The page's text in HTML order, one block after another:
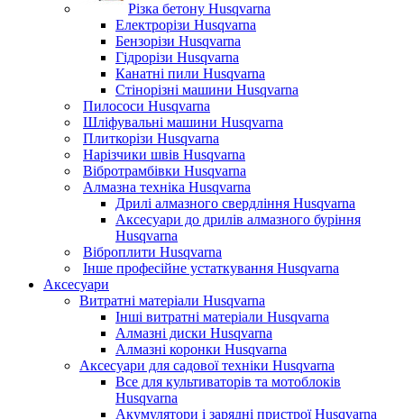
Різка бетону Husqvarna
Електрорізи Husqvarna
Бензорізи Husqvarna
Гідрорізи Husqvarna
Канатні пили Husqvarna
Стінорізні машини Husqvarna
Пилососи Husqvarna
Шліфувальні машини Husqvarna
Плиткорізи Husqvarna
Нарізчики швів Husqvarna
Вібротрамбівки Husqvarna
Алмазна техніка Husqvarna
Дрилі алмазного свердління Husqvarna
Аксесуари до дрилів алмазного буріння
Husqvarna
Віброплити Husqvarna
Інше професійне устаткування Husqvarna
Аксесуари
Витратні матеріали Husqvarna
Інші витратні матеріали Husqvarna
Алмазні диски Husqvarna
Алмазні коронки Husqvarna
Аксесуари для садової техніки Husqvarna
Все для культиваторів та мотоблоків
Husqvarna
Акумулятори і зарядні пристрої Husqvarna